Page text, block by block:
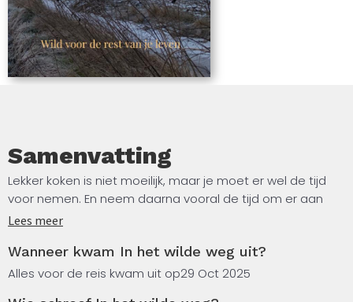
Samenvatting
Lekker koken is niet moeilijk, maar je moet er wel de tijd
voor nemen. En neem daarna vooral de tijd om er aan
tafel van te genieten.
Lees meer
Wanneer kwam In het wilde weg uit?
Alles voor de reis kwam uit op29 Oct 2025